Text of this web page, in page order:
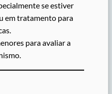
se estiver
em tratamento para
para avaliar a